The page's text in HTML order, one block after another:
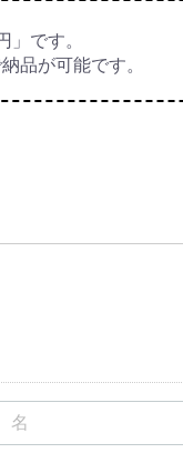
です。
品が可能です。